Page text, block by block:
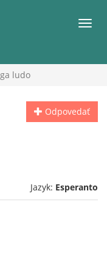
ludo
Odpovedať
Jazyk: Esperanto